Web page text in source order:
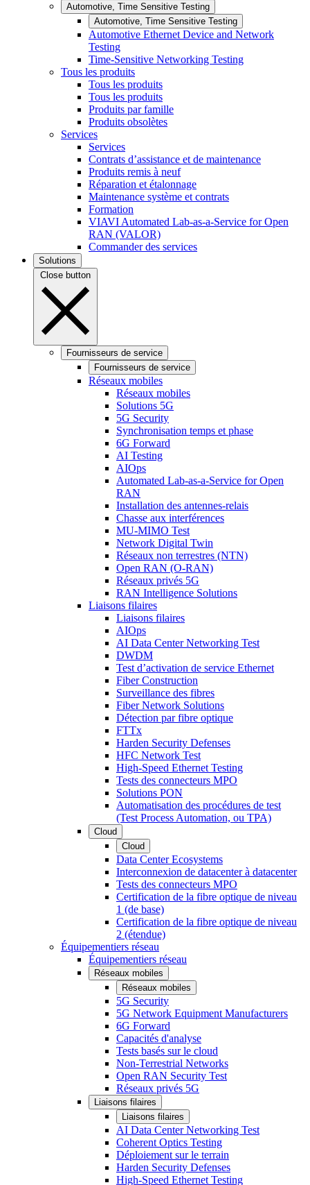
Automotive, Time Sensitive Testing
Automotive, Time Sensitive Testing
Automotive Ethernet Device and Network
Testing
Time-Sensitive Networking Testing
Tous les produits
Tous les produits
Tous les produits
Produits par famille
Produits obsolètes
Services
Services
Contrats d’assistance et de maintenance
Produits remis à neuf
Réparation et étalonnage
Maintenance système et contrats
Formation
VIAVI Automated Lab-as-a-Service for Open
RAN (VALOR)
Commander des services
Solutions
Close button
Fournisseurs de service
Fournisseurs de service
Réseaux mobiles
Réseaux mobiles
Solutions 5G
5G Security
Synchronisation temps et phase
6G Forward
AI Testing
AIOps
Automated Lab-as-a-Service for Open
RAN
Installation des antennes-relais
Chasse aux interférences
MU-MIMO Test
Network Digital Twin
Réseaux non terrestres (NTN)
Open RAN (O-RAN)
Réseaux privés 5G
RAN Intelligence Solutions
Liaisons filaires
Liaisons filaires
AIOps
AI Data Center Networking Test
DWDM
Test d’activation de service Ethernet
Fiber Construction
Surveillance des fibres
Fiber Network Solutions
Détection par fibre optique
FTTx
Harden Security Defenses
HFC Network Test
High-Speed Ethernet Testing
Tests des connecteurs MPO
Solutions PON
Automatisation des procédures de test
(Test Process Automation, ou TPA)
Cloud
Cloud
Data Center Ecosystems
Interconnexion de datacenter à datacenter
Tests des connecteurs MPO
Certification de la fibre optique de niveau
1 (de base)
Certification de la fibre optique de niveau
2 (étendue)
Équipementiers réseau
Équipementiers réseau
Réseaux mobiles
Réseaux mobiles
5G Security
5G Network Equipment Manufacturers
6G Forward
Capacités d'analyse
Tests basés sur le cloud
Non-Terrestrial Networks
Open RAN Security Test
Réseaux privés 5G
Liaisons filaires
Liaisons filaires
AI Data Center Networking Test
Coherent Optics Testing
Déploiement sur le terrain
Harden Security Defenses
High-Speed Ethernet Testing